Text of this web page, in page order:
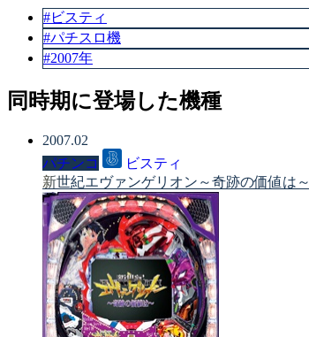
#ビスティ
#パチスロ機
#2007年
同時期に登場した機種
2007.02
パチンコ
ビスティ
新世紀エヴァンゲリオン～奇跡の価値は～